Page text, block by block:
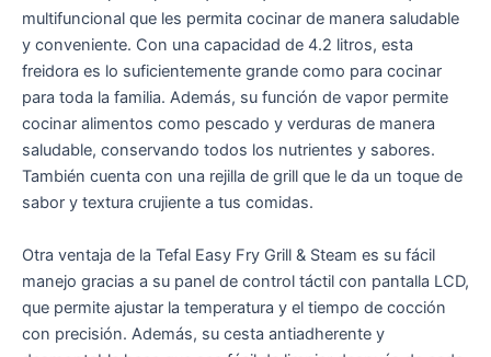
multifuncional que les permita cocinar de manera saludable
y conveniente. Con una capacidad de 4.2 litros, esta
freidora es lo suficientemente grande como para cocinar
para toda la familia. Además, su función de vapor permite
cocinar alimentos como pescado y verduras de manera
saludable, conservando todos los nutrientes y sabores.
También cuenta con una rejilla de grill que le da un toque de
sabor y textura crujiente a tus comidas.
Otra ventaja de la Tefal Easy Fry Grill & Steam es su fácil
manejo gracias a su panel de control táctil con pantalla LCD,
que permite ajustar la temperatura y el tiempo de cocción
con precisión. Además, su cesta antiadherente y